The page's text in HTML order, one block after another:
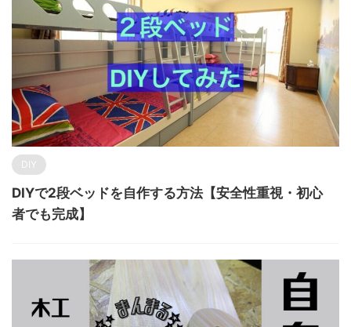
DIY
DIYで2段ベッドを自作する方法【安全性重視・初心
者でも完成】